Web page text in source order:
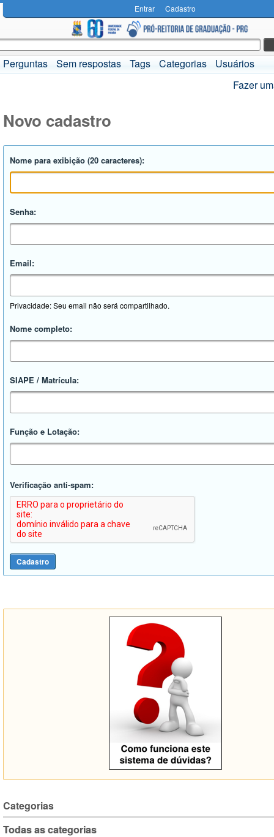
Entrar Cadastro
Perguntas Sem respostas Tags Categorias
Usuários
Fazer
Novo cadastro
Nome para exibição (20 caracteres):
Senha:
Email:
Privacidade: Seu email não será compartilhado.
Nome completo:
SIAPE / Matrícula:
Função e Lotação:
Verificação anti-spam:
Categorias
Todas as categorias